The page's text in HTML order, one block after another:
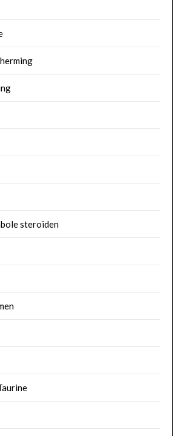
steroïden